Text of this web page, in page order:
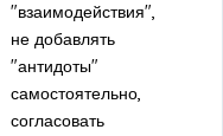
"взаимодействия",
не добавлять
"антидоты"
самостоятельно,
согласовать